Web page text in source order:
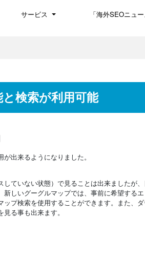
サービス 「海外SEOニュ
検索が利用可能
出来るようになりました。
ていない状態）で見ることは出来ましたが
しいグーグルマップでは、 事前に希望する
プ検索を使用することができます。また、
る事も出来ます。